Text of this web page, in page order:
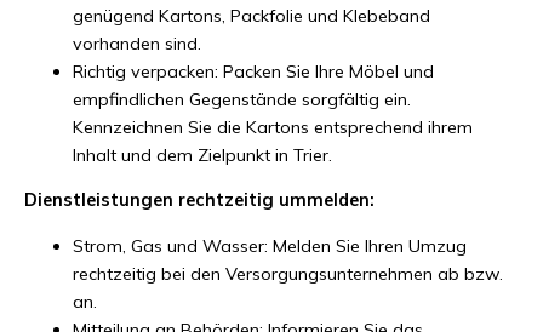
genügend Kartons, Packfolie und Klebeband
vorhanden sind.
Richtig verpacken: Packen Sie Ihre Möbel und
empfindlichen Gegenstände sorgfältig ein.
Kennzeichnen Sie die Kartons entsprechend ihrem
Inhalt und dem Zielpunkt in Trier.
Dienstleistungen rechtzeitig ummelden:
Strom, Gas und Wasser: Melden Sie Ihren Umzug
rechtzeitig bei den Versorgungsunternehmen ab bzw.
an.